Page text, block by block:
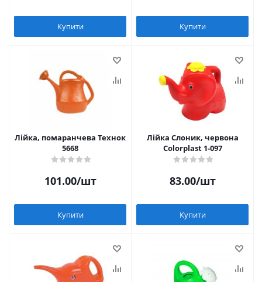
Купити Купити
Лійка, помаранчева Технок
5668
101.00/шт
Купити
Лійка Слоник, червона
Colorplast 1-097
83.00/шт
Купити